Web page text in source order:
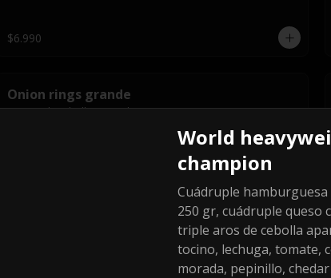
$6.990
Onion rings grande
10 aros de cebolla apanados y
World
champion
Cuádruple hamburguesa
250 gr, cuádruple queso
triple aros de cebolla
tocino, lechuga, tomate,
morada, pepinillo,